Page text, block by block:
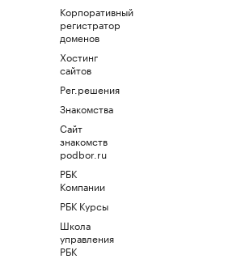
Корпоративный
регистратор
доменов
Хостинг
сайтов
Рег.решения
Знакомства
Сайт
знакомств
podbor.ru
РБК
Компании
РБК Курсы
Школа
управления
РБК